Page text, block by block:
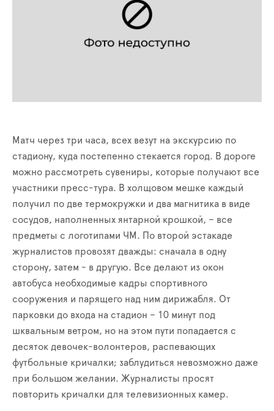
Матч через три часа, всех везут на экскурсию по
стадиону, куда постепенно стекается город. В дороге
можно рассмотреть сувениры, которые получают все
участники пресс-тура. В холщовом мешке каждый
получил по две термокружки и два магнитика в виде
сосудов, наполненных янтарной крошкой, – все
предметы с логотипами ЧМ. По второй эстакаде
журналистов провозят дважды: сначала в одну
сторону, затем - в другую. Все делают из окон
автобуса необходимые кадры спортивного
сооружения и парящего над ним дирижабля. От
парковки до входа на стадион – 10 минут под
шквальным ветром, но на этом пути попадается с
десяток девочек-волонтеров, распевающих
футбольные кричалки; заблудиться невозможно даже
при большом желании. Журналисты просят
повторить кричалки для телевизионных камер.